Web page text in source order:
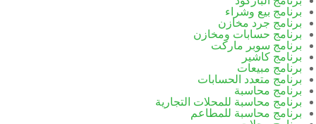
برنامج بيع وشراء
برنامج جرد مخازن
برنامج حسابات ومخازن
برنامج سوبر ماركت
برنامج كاشير
برنامج مبيعات
برنامج متعدد الحسابات
برنامج محاسبة
برنامج محاسبة للمحلات التجارية
برنامج محاسبة للمطاعم